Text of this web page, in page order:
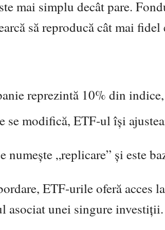
mai simplu decât pare.
să reproducă cât mai fidel
reprezintă 10% din
se modifică, ETF-ul își
numește „replicare” și este
ETF-urile oferă acces
asociat unei singure investiții.